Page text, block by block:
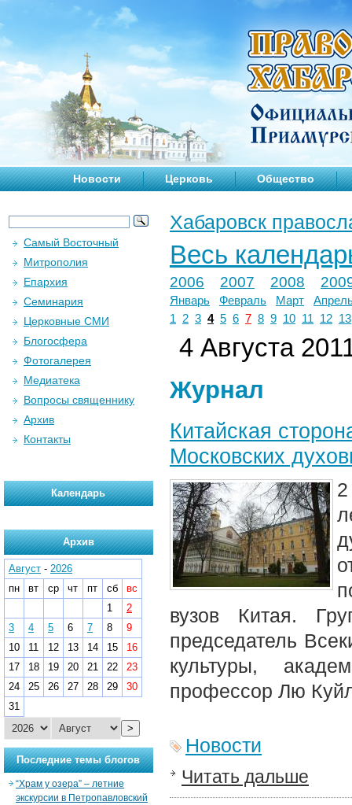
Новости Церковь Общество
Хабаровск
Весь
2006 2007 2008
Январь Февраль Март
1
2 3 4 5 6 7 8 9 10 11 12 13
4 Августа
Журнал
Китайская
Московских
вузов Китая.
председатель
культуры,
профессор Лю
Новости
Читать дальше
Самый Восточный
Митрополия
Епархия
Семинария
Церковные СМИ
Блогосфера
Фотогалерея
Медиатека
Вопросы священнику
Архив
Контакты
Календарь
Архив
Август - 2026
пн
вт ср чт пт сб
вс
1
2
3
4 5 6 7 8
9
10
11 12 13 14 15
16
17
18 19 20 21 22
23
24
25 26 27 28 29
30
31
>
Последние темы блогов
“Храм у озера” – летние
экскурсии в Петропавловский